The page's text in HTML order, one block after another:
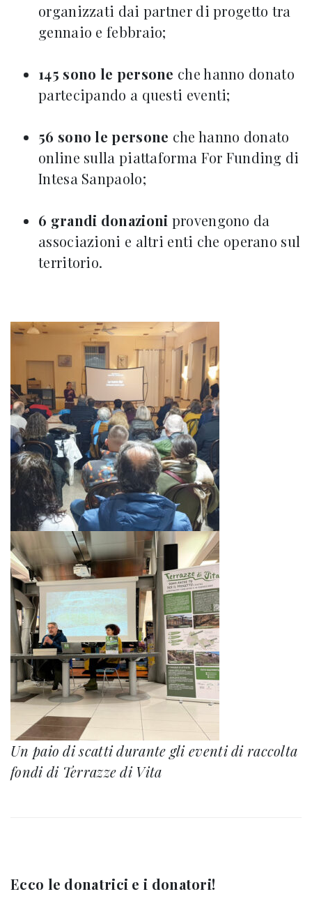
organizzati dai partner di progetto tra
gennaio e febbraio;
145 sono le persone che hanno donato
partecipando a questi eventi;
56 sono le persone che hanno donato
online sulla piattaforma For Funding di
Intesa Sanpaolo;
6 grandi donazioni provengono da
associazioni e altri enti che operano sul
territorio.
Un paio di scatti durante gli eventi di raccolta
fondi di Terrazze di Vita
Ecco le donatrici e i donatori!